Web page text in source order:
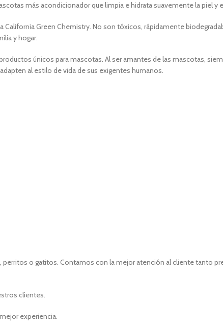
más acondicionador que limpia e hidrata suavemente la piel y
California Green Chemistry. No son tóxicos, rápidamente
y hogar.
únicos para mascotas. Al ser amantes de las mascotas,
al estilo de vida de sus exigentes humanos.
o gatitos. Contamos con la mejor atención al cliente tanto
clientes.
experiencia.